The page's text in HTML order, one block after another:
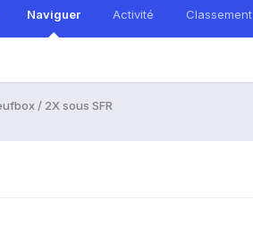
Naviguer Activité Classement
/ 2X sous SFR